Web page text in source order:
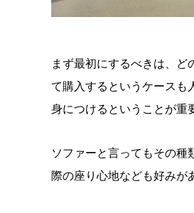
まず最初にするべきは、
て購入するというケースも
身につけるということが重
ソファーと言ってもその種
際の座り心地なども好みが